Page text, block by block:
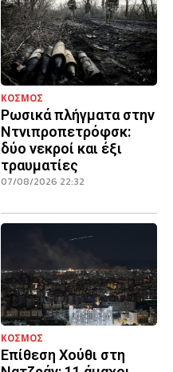
ΚΟΣΜΟΣ
Ρωσικά πλήγματα στην
Ντνιπροπετρόφσκ:
δύο νεκροί και έξι
τραυματίες
07/08/2026 22:32
ΚΟΣΜΟΣ
Επίθεση Χούθι στη